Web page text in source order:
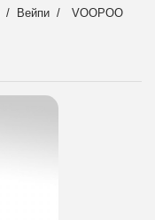
Вейпи
VOOPOO